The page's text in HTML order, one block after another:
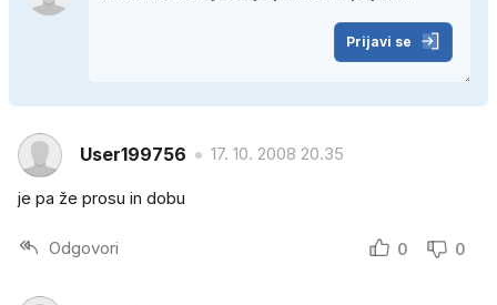
Prijavi se
User199756 17. 10. 2008 20.35
je pa že prosu in dobu
Odgovori 0 0